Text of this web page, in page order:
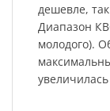
дешевле,
Диапазон
молодого).